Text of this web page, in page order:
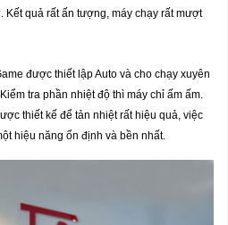
quả rất ấn tượng, máy chạy rất mượt
được thiết lập Auto và cho chạy xuyên
tra phần nhiệt độ thì máy chỉ ấm ấm.
thiết kế để tản nhiệt rất hiệu quả, việc
hiệu năng ổn định và bền nhất.